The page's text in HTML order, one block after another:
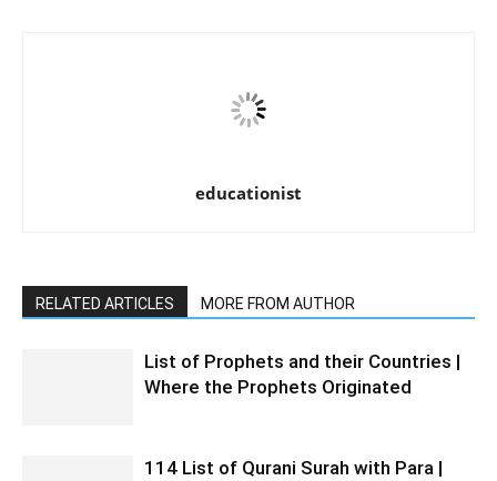
educationist
RELATED ARTICLES MORE FROM AUTHOR
List of Prophets and their Countries |
Where the Prophets Originated
114 List of Qurani Surah with Para |